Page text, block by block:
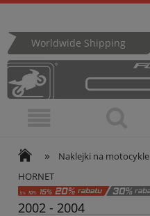
Worldwide Shipping
» Naklejki na motocykle
HORNET
2002 - 2004